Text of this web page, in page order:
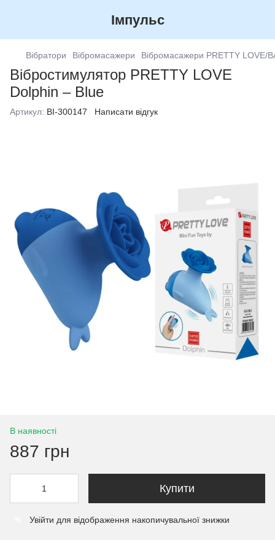
Імпульс
Вібратори Вібромасажери Вібромасажери PRETTY LOVE/
Вібростимулятор PRETTY LOVE
Dolphin – Blue
Артикул: BI-300147 Написати відгук
В наявності
887 грн
Купити
Увійти для відображення накопичувальної знижки